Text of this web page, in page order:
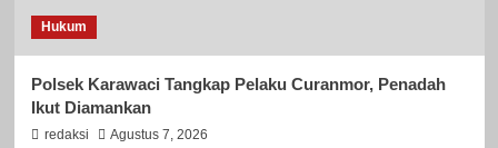
Hukum
Polsek Karawaci Tangkap Pelaku Curanmor, Penadah
Ikut Diamankan
redaksi Agustus 7, 2026